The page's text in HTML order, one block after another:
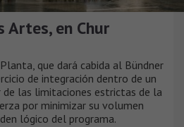
Artes, en Chur
que dará cabida al Bündner
de integración dentro de un
de las limitaciones estrictas de la
por minimizar su volumen
lógico del programa.